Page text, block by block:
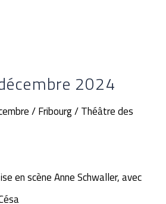
2024
/ Fribourg / Théâtre des
en scène Anne Schwaller, avec